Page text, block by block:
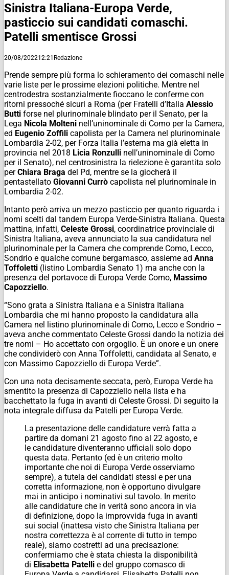
Sinistra Italiana-Europa Verde,
pasticcio sui candidati comaschi.
Patelli smentisce Grossi
20/08/202212:21 Redazione
Prende sempre più forma lo schieramento dei comaschi nelle
varie liste per le prossime elezioni politiche. Mentre nel
centrodestra sostanzialmente fioccano le conferme con
ritorni pressoché sicuri a Roma (per Fratelli d’Italia Alessio
Butti forse nel plurinominale blindato per il Senato, per la
Lega Nicola Molteni nell’uninominale di Como per la Camera,
ed Eugenio Zoffili capolista per la Camera nel plurinominale
Lombardia 2-02, per Forza Italia l’esterna ma già eletta in
provincia nel 2018 Licia Ronzulli nell’uninominale di Como
per il Senato), nel centrosinistra la rielezione è garantita solo
perChiara Braga del Pd, mentre se la giocherà il
pentastellato Giovanni Currò capolista nel plurinominale in
Lombardia 2-02.
Intanto però arriva un mezzo pasticcio per quanto riguarda i
nomi scelti dal tandem Europa Verde-Sinistra Italiana. Questa
mattina, infatti, Celeste Grossi, coordinatrice provinciale di
Sinistra Italiana, aveva annunciato la sua candidatura nel
plurinominale per la Camera che comprende Como, Lecco,
Sondrio e qualche comune bergamasco, assieme ad Anna
Toffoletti (listino Lombardia Senato 1) ma anche con la
presenza del portavoce di Europa Verde Como, Massimo
Capozziello.
“Sono grata a Sinistra Italiana e a Sinistra Italiana
Lombardia che mi hanno proposto la candidatura alla
Camera nel listino plurinominale di Como, Lecco e Sondrio –
aveva anche commentato Celeste Grossi dando la notizia dei
tre nomi – Ho accettato con orgoglio. È un onore e un onere
che condividerò con Anna Toffoletti, candidata al Senato, e
con Massimo Capozziello di Europa Verde”.
Con una nota decisamente seccata, però, Europa Verde ha
smentito la presenza di Capozziello nella lista e ha
bacchettato la fuga in avanti di Celeste Grossi. Di seguito la
nota integrale diffusa da Patelli per Europa Verde.
La presentazione delle candidature verrà fatta a
partire da domani 21 agosto fino al 22 agosto, e
le candidature diventeranno ufficiali solo dopo
questa data. Pertanto (ed è un criterio molto
importante che noi di Europa Verde osserviamo
sempre), a tutela dei candidati stessi e per una
corretta informazione, non è opportuno divulgare
mai in anticipo i nominativi sul tavolo. In merito
alle candidature che in verità sono ancora in via
di definizione, dopo la improvvida fuga in avanti
sui social (inattesa visto che Sinistra Italiana per
nostra correttezza è al corrente di tutto in tempo
reale), siamo costretti ad una precisazione:
confermiamo che è stata chiesta la disponibilità
di Elisabetta Patelli e del gruppo comasco di